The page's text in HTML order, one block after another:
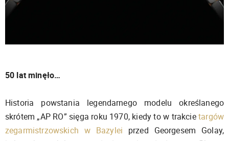
50 lat minęło…
Historia powstania legendarnego modelu określanego
skrótem „AP RO” sięga roku 1970, kiedy to w trakcietargów
zegarmistrzowskich w Bazylei przed Georgesem Golay,